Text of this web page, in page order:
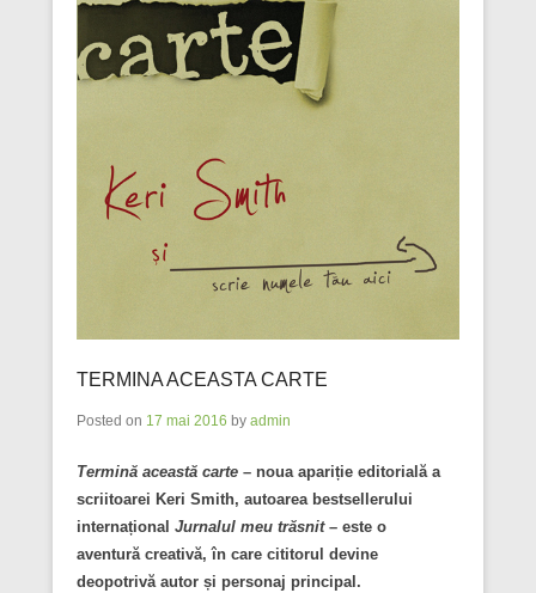
TERMINA ACEASTA CARTE
Posted on 17 mai 2016 by admin
Termină această carte – noua apariție editorială a
scriitoarei Keri Smith, autoarea bestsellerului
internațional Jurnalul meu trăsnit– este o
aventură creativă, în care cititorul devine
deopotrivă autor și personaj principal.